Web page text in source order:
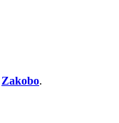
Zakobo.